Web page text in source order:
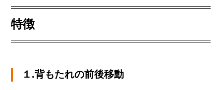
特徴
１.背もたれの前後移動